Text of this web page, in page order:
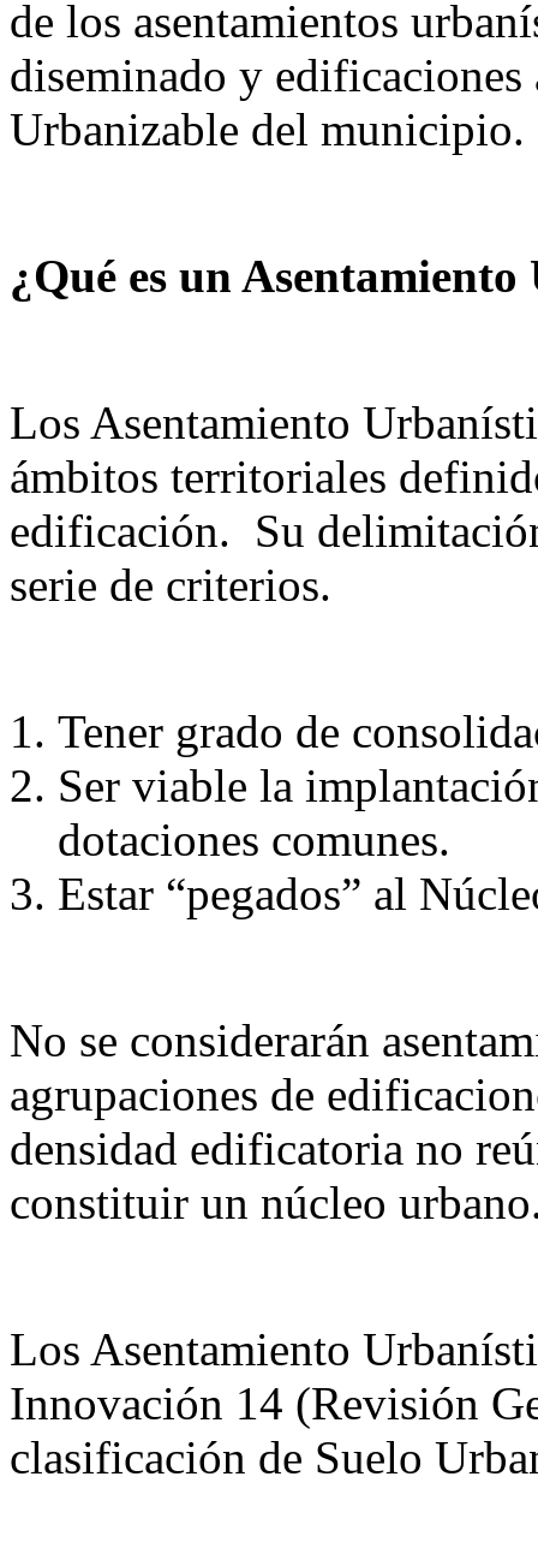
de los asentamientos
diseminado y edificaciones
Urbanizable del municipio.
¿Qué es un
Los Asentamiento
ámbitos territoriales
edificación. Su
serie de criterios.
Tener grado de
Ser viable la
dotaciones comunes.
Estar “pegados” al
No se considerarán
agrupaciones de
densidad edificatoria no
constituir un núcleo
Los Asentamiento
Innovación 14 (Revisión
clasificación de Suelo